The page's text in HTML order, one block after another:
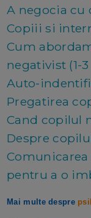
A negocia cu
Copiii si
Cum
negativist (1-
Auto-
Pregatirea
Cand copilul
Despre
pentru a o
Mai multe despre